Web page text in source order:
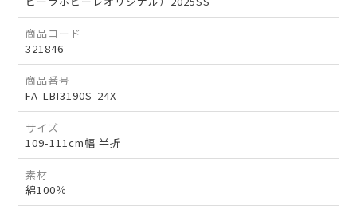
商品コード
321846
商品番号
FA-LBI3190S-24X
サイズ
109-111cm幅 半折
素材
綿100％